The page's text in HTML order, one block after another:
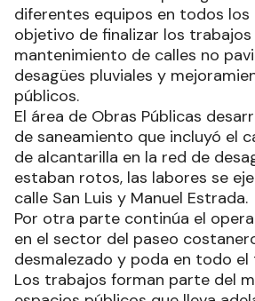
diferentes equipos en todos los
objetivo de finalizar los
mantenimiento de calles no
desagües pluviales y
públicos.
El área de Obras Públicas
de saneamiento que incluyó el
de alcantarilla en la red de
estaban rotos, las labores se
calle San Luis y Manuel Estrada.
Por otra parte continúa el
en el sector del paseo
desmalezado y poda en todo el
Los trabajos forman parte del